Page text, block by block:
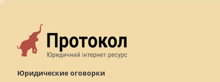
Юридические оговорки